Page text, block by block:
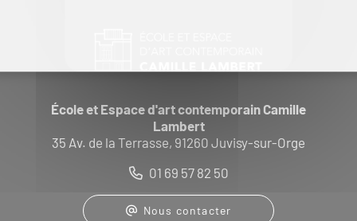
École et Espace d'art contemporain Camille
Lambert
35 Av. de la Terrasse, 91260 Juvisy-sur-Orge
01 69 57 82 50
Nous contacter